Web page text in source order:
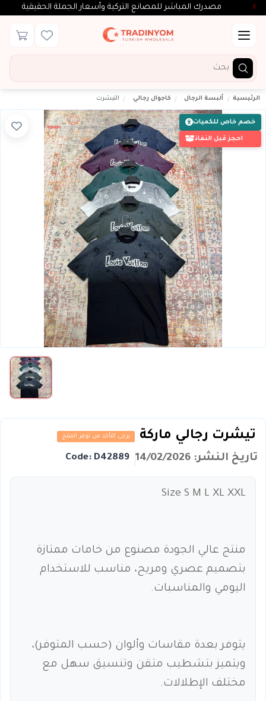
مصدرك المباشر للمصانع التركية وأسعار الجملة الحقيقية X
الرئيسية ألبسة الرجال كاجوال رجالي التيشرت
خصم خاص للكميات
احجز قبل النفاذ
تيشرت رجالي ماركة يرجى التأكد من توفر المنتج
تاريخ النشر: 14/02/2026 Code: D42889
Size S M L XL XXL
منتج عالي الجودة مصنوع من خامات ممتازة
بتصميم عصري ومريح، مناسب للاستخدام
اليومي والمناسبات.
يتوفر بعدة مقاسات وألوان (حسب المتوفر)،
ويتميز بتشطيب متقن وتنسيق سهل مع
مختلف الإطلالات.